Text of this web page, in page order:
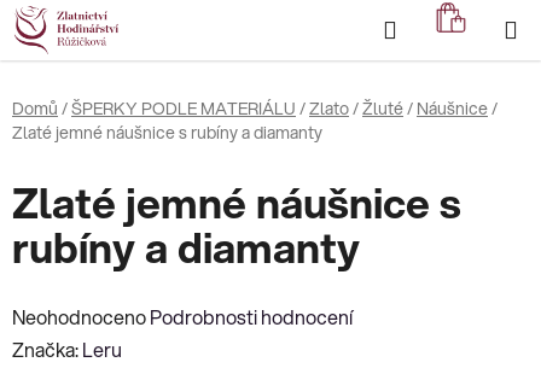
Přejít
na
obsah
Hledat
KOŠÍK
Domů /ŠPERKY PODLE MATERIÁLU /Zlato/Žluté/ Náušnice/
Zlaté jemné náušnice s rubíny a diamanty
Zlaté jemné náušnice s
rubíny a diamanty
Průměrné
hodnocení
NeohodnocenoPodrobnosti hodnocení
Značka:Leru